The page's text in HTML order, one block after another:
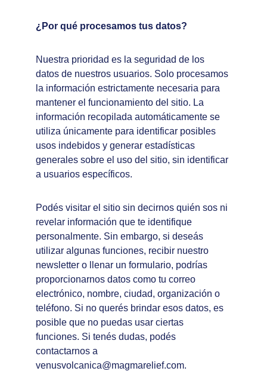
¿Por qué procesamos tus datos?
Nuestra prioridad es la seguridad de los
datos de nuestros usuarios. Solo procesamos
la información estrictamente necesaria para
mantener el funcionamiento del sitio. La
información recopilada automáticamente se
utiliza únicamente para identificar posibles
usos indebidos y generar estadísticas
generales sobre el uso del sitio, sin identificar
a usuarios específicos.
Podés visitar el sitio sin decirnos quién sos ni
revelar información que te identifique
personalmente. Sin embargo, si deseás
utilizar algunas funciones, recibir nuestro
newsletter o llenar un formulario, podrías
proporcionarnos datos como tu correo
electrónico, nombre, ciudad, organización o
teléfono. Si no querés brindar esos datos, es
posible que no puedas usar ciertas
funciones. Si tenés dudas, podés
contactarnos a
venusvolcanica@magmarelief.com.